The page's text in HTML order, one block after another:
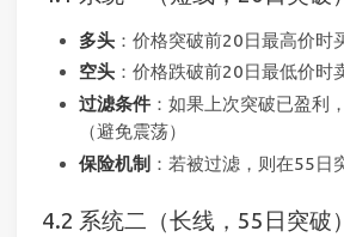
多头：价格突破前20日最高价时
空头：价格跌破前20日最低价时
过滤条件：如果上次突破已盈利
（避免震荡）
保险机制 ：若被过滤，则在55日
4.2 系统二（长线，55日突破）